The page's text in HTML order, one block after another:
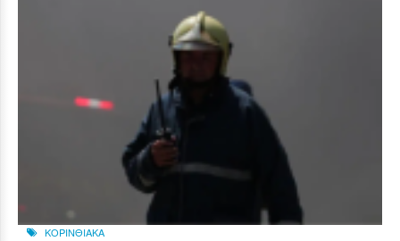
ΚΟΡΙΝΘΙΑΚΑ